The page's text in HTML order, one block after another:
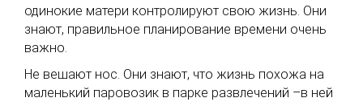
одинокие матери контролируют свою жизнь. Они
знают, правильное планирование времени очень
важно.
Не вешают нос. Они знают, что жизнь похожа на
маленький паровозик в парке развлечений –в ней